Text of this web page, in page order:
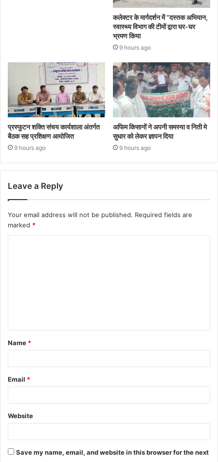
कलेक्टर के मार्गदर्शन में “दस्तक अभियान,‌
स्वास्थ्य विभाग की टीमों द्वारा घर-घर
भ्रमण किया
9 hours ago
प्रस्फुटन शक्ति संचय कार्यशाला अंतर्गत
बैठक सह प्रशिक्षण आयोजित
9 hours ago
अफिम किसानों ने अपनी समस्या व निती मे
सुधार को लेकर ज्ञापन दिया
9 hours ago
Leave a Reply
Your email address will not be published. Required fields are
marked *
Name *
Email *
Website
Save my name, email, and website in this browser for the next